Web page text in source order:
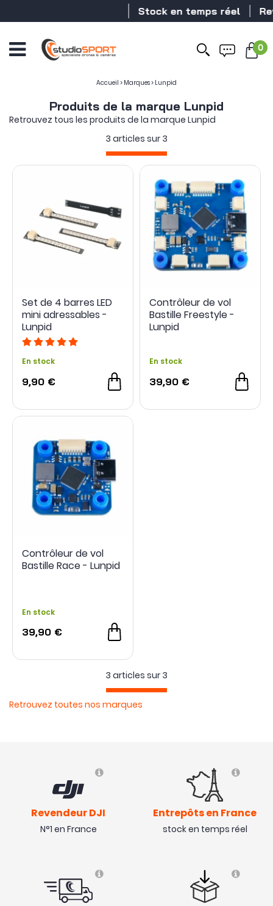
Stock en temps réel
0
Accueil > Marques> Lunpid
Produits de la marque Lunpid
Retrouvez tous les produits de la marque Lunpid
3 articles sur 3
Set de 4 barres LED
mini adressables -
Lunpid
En stock
9,90 €
Contrôleur de vol
Bastille Freestyle -
Lunpid
En stock
39,90 €
Contrôleur de vol
Bastille Race - Lunpid
En stock
39,90 €
3 articles sur 3
Retrouvez toutes nos marques
Revendeur DJI
N°1 en France
Entrepôts en France
stock en temps réel